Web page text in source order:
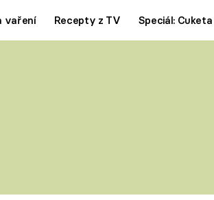
vaření Recepty z TV Speciál: Cuketa